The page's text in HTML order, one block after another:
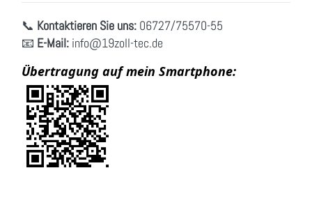
📞 Kontaktieren Sie uns: 06727/75570-55
📧 E-Mail: info@19zoll-tec.de
Übertragung auf mein Smartphone: